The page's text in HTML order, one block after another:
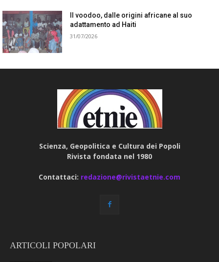
Il voodoo, dalle origini africane al suo
adattamento ad Haiti
31/07/2026
Scienza, Geopolitica e Cultura dei Popoli
Rivista fondata nel 1980
Contattaci: redazione@rivistaetnie.com
ARTICOLI POPOLARI